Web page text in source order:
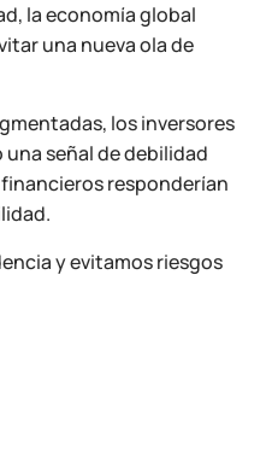
la economía global
una nueva ola de
los inversores
señal de debilidad
responderían
y evitamos riesgos